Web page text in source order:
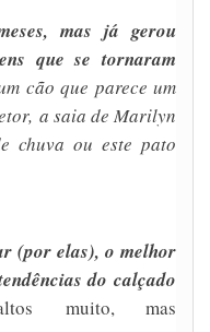
mas já gerou
que se tornaram
cão que parece um
a saia de Marilyn
chuva ou este pato
(por elas), o melhor
do calçado
muito, mas